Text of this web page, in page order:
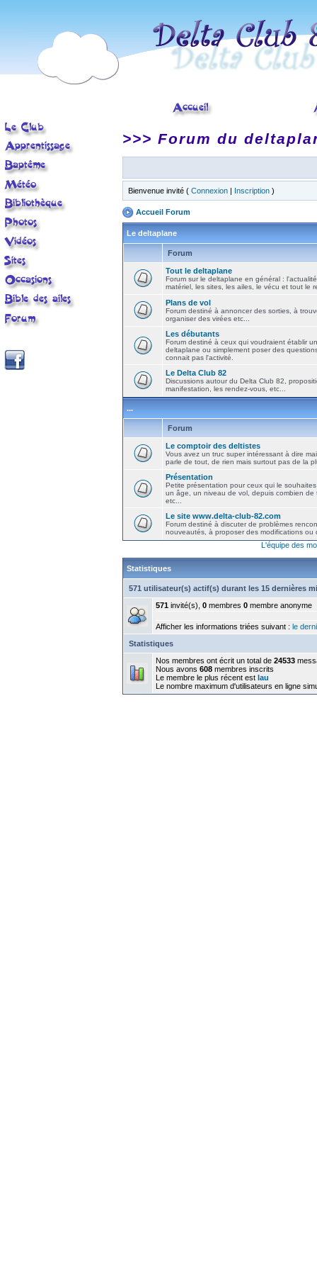
>>> Forum du
Bienvenue invité ( Connexion | Inscription )
Accueil Forum
Le deltaplane
Forum
Tout le deltaplane
Forum sur le deltaplane en général :
matériel, les sites, les ailes, le vécu et tout le
Plans de vol
Forum destiné à annoncer des sorties, à
organiser des virées etc...
Les débutants
Forum destiné à ceux qui voudraient établir
deltaplane ou simplement poser des
connait pas l'activité.
Le Delta Club 82
Discussions autour du Delta Club 82,
manifestation, les rendez-vous, etc...
...
Forum
Le comptoir des deltistes
Vous avez un truc super intéressant à dire
parle de tout, de rien mais surtout pas de la
Présentation
Petite présentation pour ceux qui le
un âge, un niveau de vol, depuis combien de
etc...
Le site www.delta-club-82.com
Forum destiné à discuter de problèmes
nouveautés, à proposer des modifications ou
L'équipe des
Statistiques
571 utilisateur(s) actif(s) durant les 15 dernières
571 invité(s), 0 membres 0 membre anonyme
Afficher les informations triées suivant : le
Statistiques
Nos membres ont écrit un total de 24533
Nous avons 608 membres inscrits
Le membre le plus récent est lau
Le nombre maximum d'utilisateurs en ligne